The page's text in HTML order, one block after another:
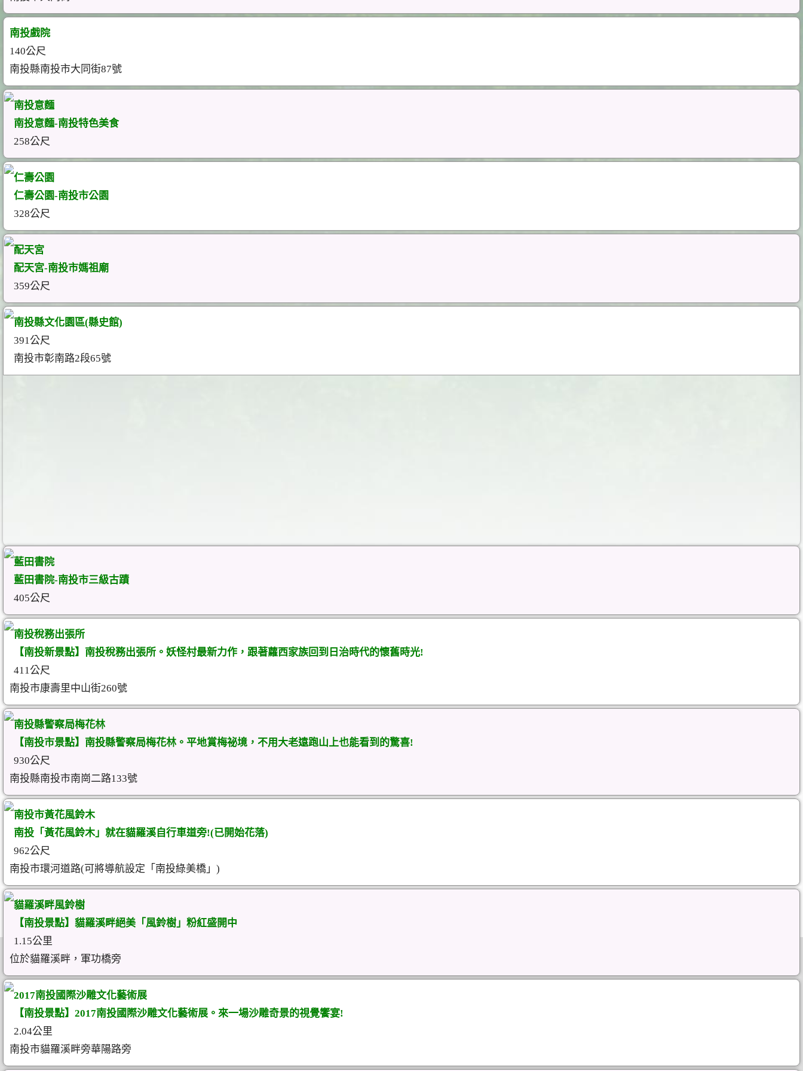
南投戲院
140公尺
南投縣南投市大同街87號
南投意麵
南投意麵-南投特色美食
258公尺
仁壽公園
仁壽公園-南投市公園
328公尺
配天宮
配天宮-南投市媽祖廟
359公尺
南投縣文化園區(縣史館)
391公尺
南投市彰南路2段65號
藍田書院
藍田書院-南投市三級古蹟
405公尺
南投稅務出張所
【南投新景點】南投稅務出張所。妖怪村最新力作，跟著蘿西家族回到日治時代的懷舊時光!
411公尺
南投市康壽里中山街260號
南投縣警察局梅花林
【南投市景點】南投縣警察局梅花林。平地賞梅祕境，不用大老遠跑山上也能看到的驚喜!
930公尺
南投縣南投市南崗二路133號
南投市黃花風鈴木
南投「黃花風鈴木」就在貓羅溪自行車道旁!(已開始花落)
962公尺
南投市環河道路(可將導航設定「南投綠美橋」)
貓羅溪畔風鈴樹
【南投景點】貓羅溪畔絕美「風鈴樹」粉紅盛開中
1.15公里
位於貓羅溪畔，軍功橋旁
2017南投國際沙雕文化藝術展
【南投景點】2017南投國際沙雕文化藝術展。來一場沙雕奇景的視覺饗宴!
2.04公里
南投市貓羅溪畔旁華陽路旁